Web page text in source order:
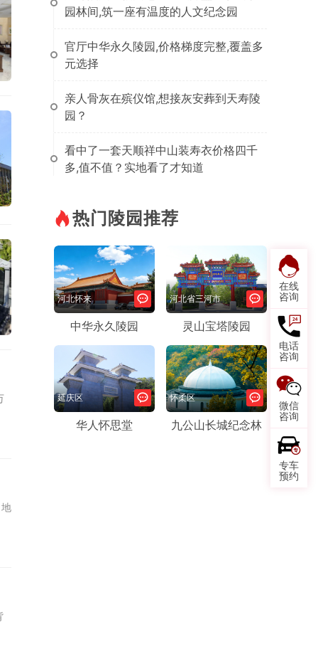
在线
咨询
电话
咨询
微信
咨询
专车
预约
园林间,筑一座有温度的人文纪念园
官厅中华永久陵园,价格梯度完整,覆盖多
元选择
亲人骨灰在殡仪馆,想接灰安葬到天寿陵
园？
看中了一套天顺祥中山装寿衣价格四千
多,值不值？实地看了才知道
热门陵园推荐
河北怀来
中华永久陵园
河北省三河市
灵山宝塔陵园
延庆区
华人怀思堂
怀柔区
九公山长城纪念林